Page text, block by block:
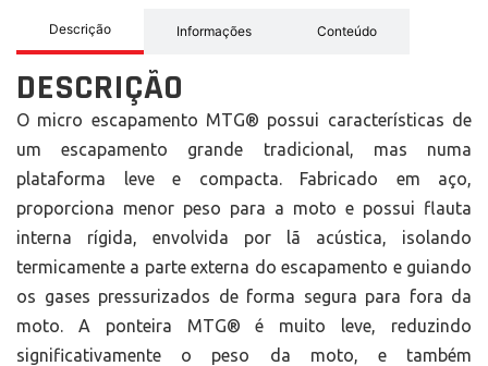
Descrição Informações Conteúdo
DESCRIÇÃO
O micro escapamento MTG® possui características de
um escapamento grande tradicional, mas numa
plataforma leve e compacta. Fabricado em aço,
proporciona menor peso para a moto e possui flauta
interna rígida, envolvida por lã acústica, isolando
termicamente a parte externa do escapamento e guiando
os gases pressurizados de forma segura para fora da
moto. A ponteira MTG® é muito leve, reduzindo
significativamente o peso da moto, e também